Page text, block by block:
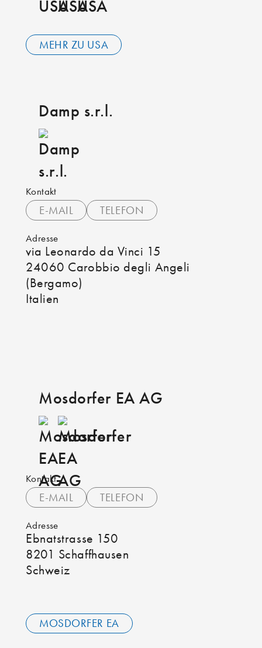
MEHR ZU USA
Damp s.r.l.
Kontakt
E-MAIL TELEFON
Adresse
via Leonardo da Vinci 15
24060 Carobbio degli Angeli
(Bergamo)
Italien
Mosdorfer EA AG
Kontakt
E-MAIL TELEFON
Adresse
Ebnatstrasse 150
8201 Schaffhausen
Schweiz
MOSDORFER EA